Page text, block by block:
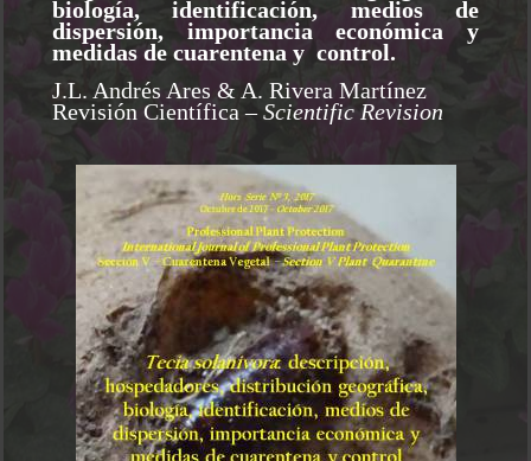
biología, identificación, medios de
dispersión, importancia económica y
medidas de cuarentena y control.
J.L. Andrés Ares & A. Rivera Martínez
Revisión Científica– Scientific Revision